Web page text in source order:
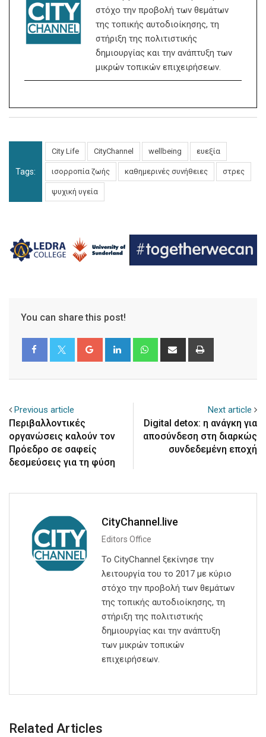
στόχο την προβολή των θεμάτων
της τοπικής αυτοδιοίκησης, τη
στήριξη της πολιτιστικής
δημιουργίας και την ανάπτυξη των
μικρών τοπικών επιχειρήσεων.
Tags:
City Life CityChannel wellbeing ευεξία
ισορροπία ζωής καθημερινές συνήθειες στρες
ψυχική υγεία
You can share this post!
Google+ LinkedIn WhatsappShare
Previous article
Περιβαλλοντικές
οργανώσεις καλούν τον
Πρόεδρο σε σαφείς
δεσμεύσεις για τη φύση
Next article
Digital detox: η ανάγκη για
αποσύνδεση στη διαρκώς
συνδεδεμένη εποχή
CityChannel.live
Editors Office
Το CityChannel ξεκίνησε την
λειτουργία του το 2017 με κύριο
στόχο την προβολή των θεμάτων
της τοπικής αυτοδιοίκησης, τη
στήριξη της πολιτιστικής
δημιουργίας και την ανάπτυξη
των μικρών τοπικών
επιχειρήσεων.
Related Articles